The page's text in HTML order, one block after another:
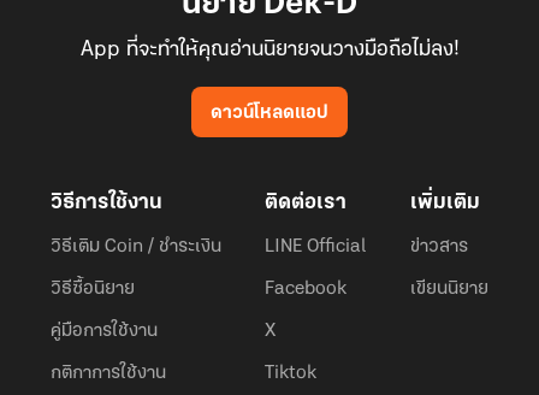
App ที่จะทำให้คุณอ่านนิยายจนวางมือถือไม่ลง!
ดาวน์โหลดแอป
วิธีการใช้งาน
วิธีเติม Coin / ชำระเงิน
วิธีซื้อนิยาย
คู่มือการใช้งาน
กติกาการใช้งาน
ติดต่อเรา
LINE Official
Facebook
X
Tiktok
เพิ่มเติม
ข่าวสาร
เขียนนิยาย